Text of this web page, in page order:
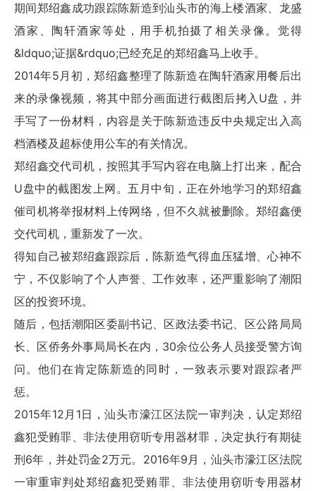
期间郑绍鑫成功跟踪陈新造到汕头市的海上楼酒家、龙盛
酒家、陶轩酒家等处，用手机拍摄了相关录像。觉得
&ldquo;证据&rdquo;已经充足的郑绍鑫马上收手。
2014年5月初，郑绍鑫整理了陈新造在陶轩酒家用餐后出
来的录像视频，将其中部分画面进行截图后拷入U盘，并
手写了一份材料，内容是关于陈新造违反中央规定出入高
档酒楼及超标使用公车的有关情况。
郑绍鑫交代司机，按照其手写内容在电脑上打出来，配合
U盘中的截图发上网。五月中旬，正在外地学习的郑绍鑫
催司机将举报材料上传网络，但不久就被删除。郑绍鑫便
交代司机，重新发了一次。
得知自己被郑绍鑫跟踪后，陈新造气得血压猛增、心神不
宁，不仅影响了个人声誉、工作效率，还严重影响了潮阳
区的投资环境。
随后，包括潮阳区委副书记、区政法委书记、区公路局局
长、区侨务外事局局长在内，30余位公务人员接受警方询
问。他们在肯定陈新造的同时，一致表示要对跟踪者严
惩。
2015年12月1日，汕头市濠江区法院一审判决，认定郑绍
鑫犯受贿罪、非法使用窃听专用器材罪，决定执行有期徒
刑6年，并处罚金2万元。2016年9月，汕头市濠江区法院
一审重审判处郑绍鑫犯受贿罪、非法使用窃听专用器材